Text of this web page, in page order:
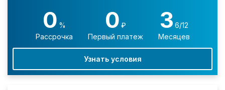
0 %
Рассрочка
0 ₽
Первый платеж
3 6/12
Месяцев
Узнать условия